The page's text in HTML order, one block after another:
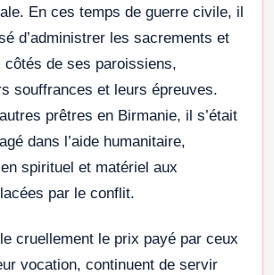
En ces temps de guerre civile, il
d’administrer les sacrements et
côtés de ses paroissiens,
souffrances et leurs épreuves.
prêtres en Birmanie, il s’était
dans l’aide humanitaire,
spirituel et matériel aux
par le conflit.
cruellement le prix payé par ceux
vocation, continuent de servir